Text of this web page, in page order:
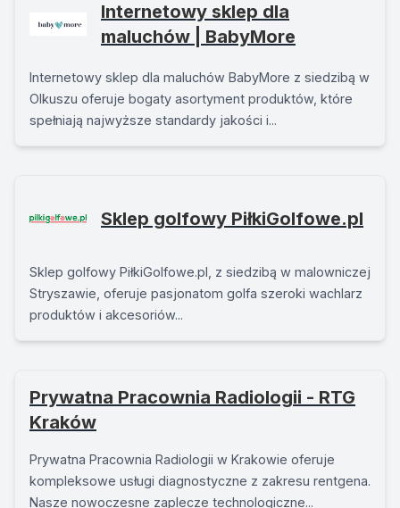
Internetowy sklep dla
maluchów | BabyMore
Internetowy sklep dla maluchów BabyMore z siedzibą w
Olkuszu oferuje bogaty asortyment produktów, które
spełniają najwyższe standardy jakości i...
Sklep golfowy PiłkiGolfowe.pl
Sklep golfowy PiłkiGolfowe.pl, z siedzibą w malowniczej
Stryszawie, oferuje pasjonatom golfa szeroki wachlarz
produktów i akcesoriów...
Prywatna Pracownia Radiologii - RTG
Kraków
Prywatna Pracownia Radiologii w Krakowie oferuje
kompleksowe usługi diagnostyczne z zakresu rentgena.
Nasze nowoczesne zaplecze technologiczne...